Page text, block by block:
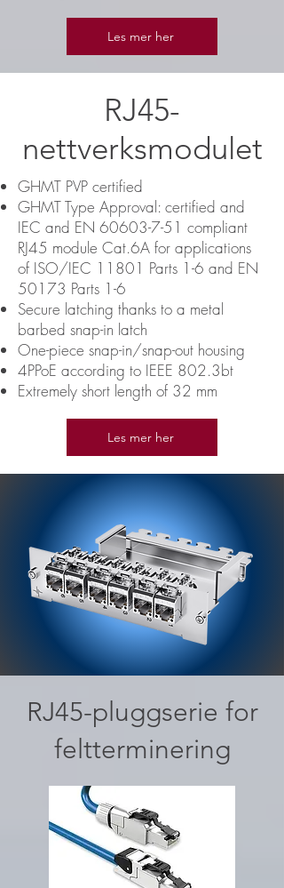
Les mer her
RJ45-
nettverksmodulet
GHMT PVP certified
GHMT Type Approval: certified and
IEC and EN 60603-7-51 compliant
RJ45 module Cat.6A for applications
of ISO/IEC 11801 Parts 1-6 and EN
50173 Parts 1-6
Secure latching thanks to a metal
barbed snap-in latch
One-piece snap-in/snap-out housing
4PPoE according to IEEE 802.3bt
Extremely short length of 32 mm
Les mer her
RJ45-pluggserie for
feltterminering